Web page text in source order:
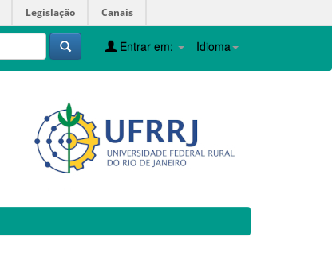
Legislação Canais
Idioma
Entrar em: